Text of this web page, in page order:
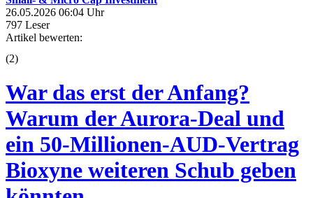
26.05.2026 06:04 Uhr
797 Leser
Artikel bewerten:
(2)
War das erst der Anfang?
Warum der Aurora-Deal und
ein 50-Millionen-AUD-Vertrag
Bioxyne weiteren Schub geben